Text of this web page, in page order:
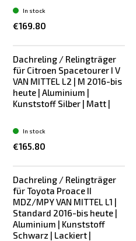
€169.80
In stock
Dachreling / Relingträger
für Citroen Spacetourer I V
VAN MITTEL L2 | M 2016-bis
heute | Aluminium |
Kunststoff Silber | Matt |
€165.80
In stock
Dachreling / Relingträger
für Toyota Proace II
MDZ/MPY VAN MITTEL L1 |
Standard 2016-bis heute |
Aluminium | Kunststoff
Schwarz | Lackiert |